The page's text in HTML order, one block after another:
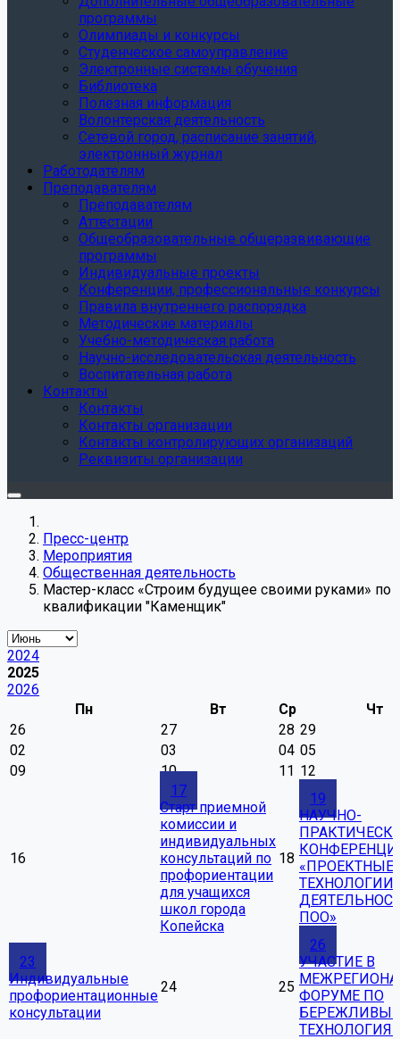
программы
Олимпиады и конкурсы
Студенческое самоуправление
Электронные системы обучения
Библиотека
Полезная информация
Волонтерская деятельность
Сетевой город, расписание занятий,
электронный журнал
Работодателям
Преподавателям
Преподавателям
Аттестации
Общеобразовательные общеразвивающие
программы
Индивидуальные проекты
Конференции, профессиональные конкурсы
Правила внутреннего распорядка
Методические материалы
Учебно-методическая работа
Научно-исследовательская деятельность
Воспитательная работа
Контакты
Контакты
Контакты организации
Контакты контролирующих организаций
Реквизиты организации
Пресс-центр
Мероприятия
Общественная деятельность
Мастер-класс «Строим будущее своими руками» по
квалификации "Каменщик"
2024
2025
2026
Пн
Вт Ср
Чт
26
27 28 29
02
03 04 05
09
10 11 12
16
17
Старт приемной
комиссии и
индивидуальных
консультаций по
профориентации
для учащихся
школ города
Копейска
18
19
НАУЧНО-
«ПРОЕКТНЫЕ
ТЕХНОЛОГИИ
ПОО»
23
Индивидуальные
профориентационные
консультации
24 25
26
УЧАСТИЕ В
ФОРУМЕ ПО